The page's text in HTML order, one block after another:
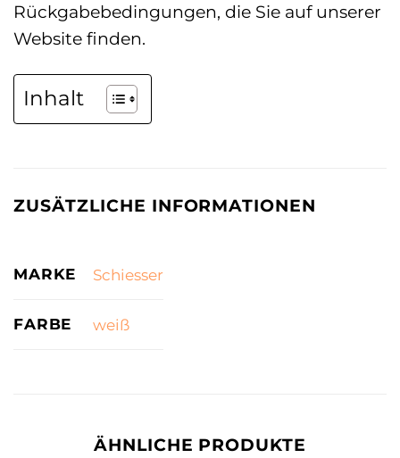
Rückgabebedingungen, die Sie auf unserer
Website finden.
Inhalt
ZUSÄTZLICHE INFORMATIONEN
MARKE Schiesser
FARBE weiß
ÄHNLICHE PRODUKTE